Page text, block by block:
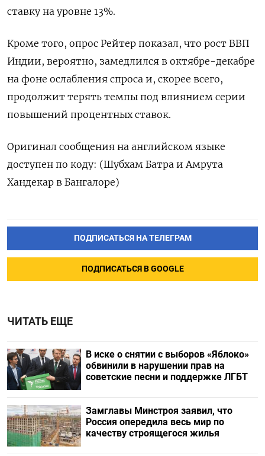
ставку на уровне 13%.
Кроме того, опрос Рейтер показал, что рост ВВП
Индии, вероятно, замедлился в октябре-декабре
на фоне ослабления спроса и, скорее всего,
продолжит терять темпы под влиянием серии
повышений процентных ставок.
Оригинал сообщения на английском языке
доступен по коду: (Шубхам Батра и Амрута
Хандекар в Бангалоре)
ПОДПИСАТЬСЯ НА ТЕЛЕГРАМ
ПОДПИСАТЬСЯ В GOOGLE
ЧИТАТЬ ЕЩЕ
В иске о снятии с выборов «Яблоко»
обвинили в нарушении прав на
советские песни и поддержке ЛГБТ
Замглавы Минстроя заявил, что
Россия опередила весь мир по
качеству строящегося жилья